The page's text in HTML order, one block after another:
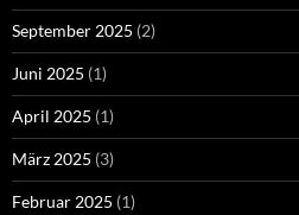
September 2025 (2)
Juni 2025 (1)
April 2025 (1)
März 2025 (3)
Februar 2025 (1)